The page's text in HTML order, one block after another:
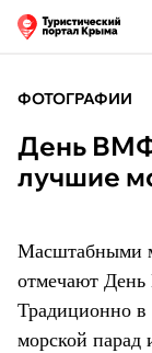
ФОТОГРАФИИ
День ВМФ
лучшие
Масштабными
отмечают День
Традиционно в
морской